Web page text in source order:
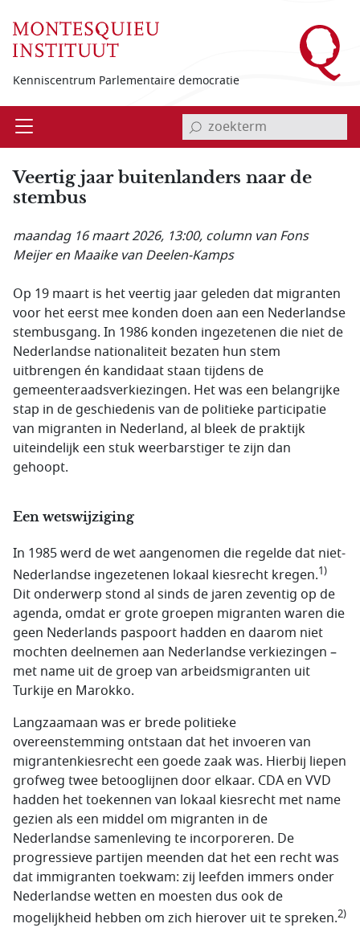
Kenniscentrum Parlementaire democratie
Open invoerveld zoekterm
Veertig jaar buitenlanders naar de
stembus
maandag 16 maart 2026, 13:00, column van Fons
Meijer en Maaike van Deelen-Kamps
Op 19 maart is het veertig jaar geleden dat migranten
voor het eerst mee konden doen aan een Nederlandse
stembusgang. In 1986 konden ingezetenen die niet de
Nederlandse nationaliteit bezaten hun stem
uitbrengen én kandidaat staan tijdens de
gemeenteraadsverkiezingen. Het was een belangrijke
stap in de geschiedenis van de politieke participatie
van migranten in Nederland, al bleek de praktijk
uiteindelijk een stuk weerbarstiger te zijn dan
gehoopt.
Een wetswijziging
In 1985 werd de wet aangenomen die regelde dat niet-
Nederlandse ingezetenen lokaal kiesrecht kregen.1)
Dit onderwerp stond al sinds de jaren zeventig op de
agenda, omdat er grote groepen migranten waren die
geen Nederlands paspoort hadden en daarom niet
mochten deelnemen aan Nederlandse verkiezingen –
met name uit de groep van arbeidsmigranten uit
Turkije en Marokko.
Langzaamaan was er brede politieke
overeenstemming ontstaan dat het invoeren van
migrantenkiesrecht een goede zaak was. Hierbij liepen
grofweg twee betooglijnen door elkaar. CDA en VVD
hadden het toekennen van lokaal kiesrecht met name
gezien als een middel om migranten in de
Nederlandse samenleving te incorporeren. De
progressieve partijen meenden dat het een recht was
dat immigranten toekwam: zij leefden immers onder
Nederlandse wetten en moesten dus ook de
mogelijkheid hebben om zich hierover uit te spreken.2)